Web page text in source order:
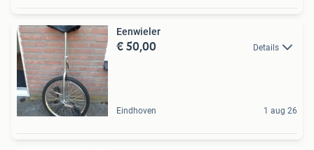
Eenwieler
€ 50,00 Details
Eindhoven 1 aug 26